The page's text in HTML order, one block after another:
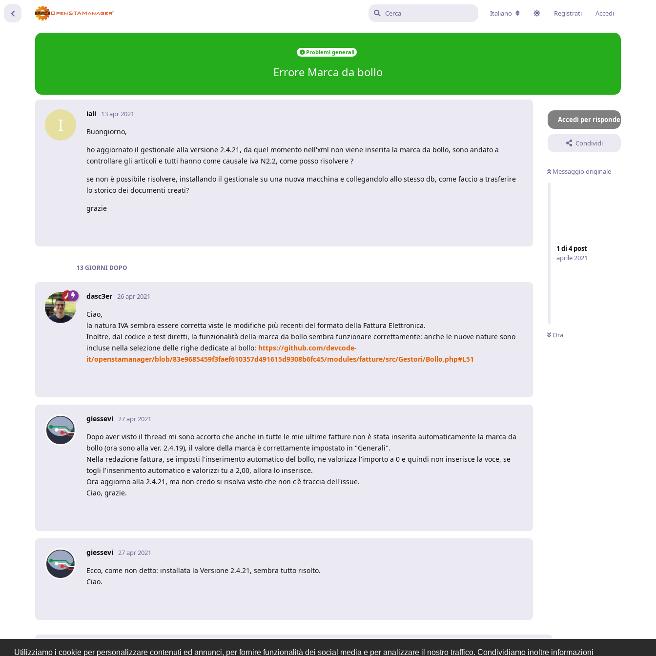
Utilizziamo i cookie per personalizzare contenuti ed annunci, per fornire funzionalità dei social media e per analizzare il nostro traffico. Condividiamo inoltre informazioni
Italiano Registrati Accedi
Problemi generali
Errore Marca da bollo
Accedi per rispondere
Condividi
Messaggio originale
1 di 4post
aprile 2021
Ora
I
iali 13 apr 2021
Buongiorno,
ho aggiornato il gestionale alla versione 2.4.21, da quel momento nell'xml non viene inserita la marca da bollo, sono andato a
controllare gli articoli e tutti hanno come causale iva N2.2, come posso risolvere ?
se non è possibile risolvere, installando il gestionale su una nuova macchina e collegandolo allo stesso db, come faccio a trasferire
lo storico dei documenti creati?
grazie
13 GIORNI DOPO
dasc3er 26 apr 2021
Ciao,
la natura IVA sembra essere corretta viste le modifiche più recenti del formato della Fattura Elettronica.
Inoltre, dal codice e test diretti, la funzionalità della marca da bollo sembra funzionare correttamente: anche le nuove nature sono
incluse nella selezione delle righe dedicate al bollo: https://github.com/devcode-
it/openstamanager/blob/83e9685459f3faef610357d491615d9308b6fc45/modules/fatture/src/Gestori/Bollo.php#L51
giessevi 27 apr 2021
Dopo aver visto il thread mi sono accorto che anche in tutte le mie ultime fatture non è stata inserita automaticamente la marca da
bollo (ora sono alla ver. 2.4.19), il valore della marca è correttamente impostato in "Generali".
Nella redazione fattura, se imposti l'inserimento automatico del bollo, ne valorizza l'importo a 0 e quindi non inserisce la voce, se
togli l'inserimento automatico e valorizzi tu a 2,00, allora lo inserisce.
Ora aggiorno alla 2.4.21, ma non credo si risolva visto che non c'è traccia dell'issue.
Ciao, grazie.
giessevi 27 apr 2021
Ecco, come non detto: installata la Versione 2.4.21, sembra tutto risolto.
Ciao.